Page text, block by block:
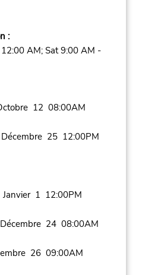
:
AM; Sat 9:00 AM -
12 08:00AM
25 12:00PM
1 12:00PM
24 08:00AM
26 09:00AM